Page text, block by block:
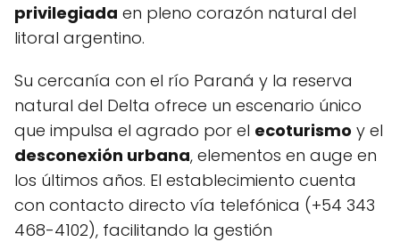
privilegiada en pleno corazón natural del
litoral argentino.
Su cercanía con el río Paraná y la reserva
natural del Delta ofrece un escenario único
que impulsa el agrado por el ecoturismo y el
desconexión urbana, elementos en auge en
los últimos años. El establecimiento cuenta
con contacto directo vía telefónica (+54 343
468-4102), facilitando la gestión